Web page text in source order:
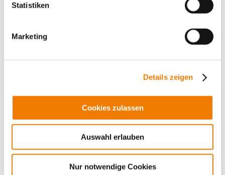
Statistiken
Marketing
Details zeigen
Cookies zulassen
Auswahl erlauben
Nur notwendige Cookies
Commutateur électronique commutable 3 pôles ou 1